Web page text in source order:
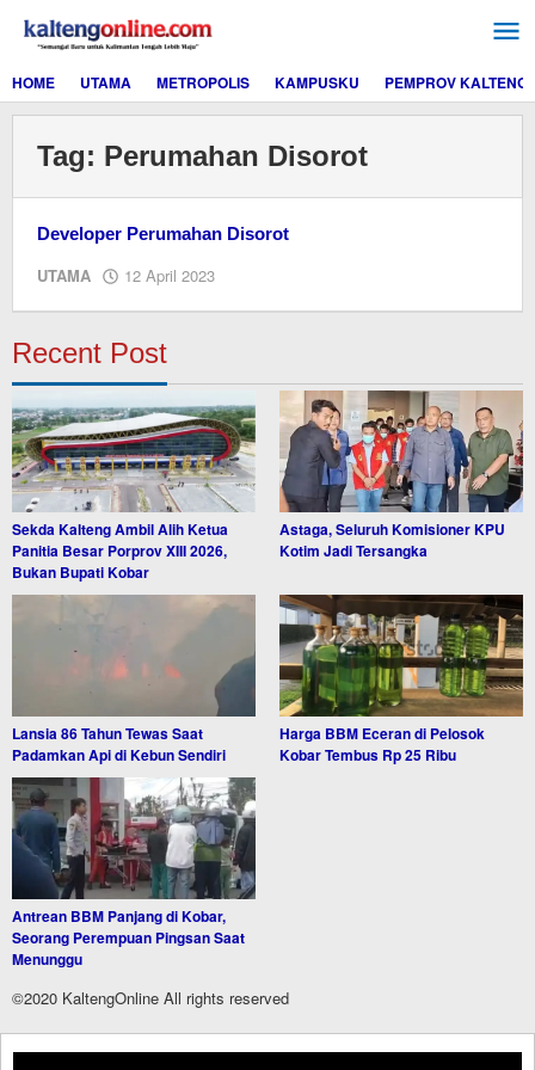
konten
HOME
UTAMA METROPOLIS KAMPUSKU PEMPROV KALTENG
Tag: Perumahan Disorot
Developer Perumahan Disorot
UTAMA 12 April 2023
Recent Post
Sekda Kalteng Ambil Alih Ketua
Panitia Besar Porprov XIII 2026,
Bukan Bupati Kobar
Astaga, Seluruh Komisioner KPU
Kotim Jadi Tersangka
Lansia 86 Tahun Tewas Saat
Padamkan Api di Kebun Sendiri
Harga BBM Eceran di Pelosok
Kobar Tembus Rp 25 Ribu
Antrean BBM Panjang di Kobar,
Seorang Perempuan Pingsan Saat
Menunggu
©2020 KaltengOnline All rights reserved